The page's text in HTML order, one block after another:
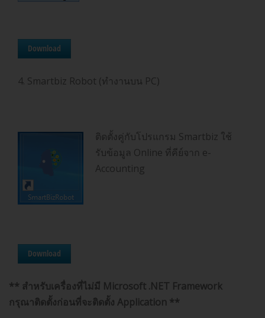
Download
4. Smartbiz Robot (ทำงานบน PC)
ติดตั้งคู่กับโปรแกรม Smartbiz ใช้
รับข้อมูล Online ที่คีย์จาก e-
Accounting
Download
** สำหรับเครื่องที่ไม่มี Microsoft .NET Framework
กรุณาติดตั้งก่อนที่จะติดตั้ง Application **